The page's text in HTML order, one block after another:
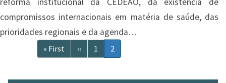
compromissos internacionais em matéria de saúde, das
prioridades regionais e da agenda…
Paginação Primeira
página
« First
Página
anterior
‹‹ Página
1
Página
atual
2